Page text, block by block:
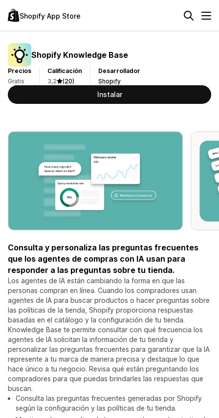
Shopify App Store
Shopify Knowledge Base
Precios
Gratis
Calificación
3,2
(20)
Desarrollador
Shopify
Instalar
Consulta y personaliza las preguntas frecuentes
que los agentes de compras con IA usan para
responder a las preguntas sobre tu tienda.
Los agentes de IA están cambiando la forma en que las
personas compran en línea. Cuando los compradores usan
agentes de IA para buscar productos o hacer preguntas sobre
las políticas de la tienda, Shopify proporciona respuestas
basadas en el catálogo y la configuración de tu tienda.
Knowledge Base te permite consultar con qué frecuencia los
agentes de IA solicitan la información de tu tienda y
personalizar las preguntas frecuentes para garantizar que la IA
represente a tu marca de manera precisa y destaque lo que
hace único a tu negocio. Revisa qué están preguntando los
compradores para que puedas brindarles las respuestas que
buscan.
Consulta las preguntas frecuentes generadas por Shopify
según la configuración y las políticas de tu tienda.